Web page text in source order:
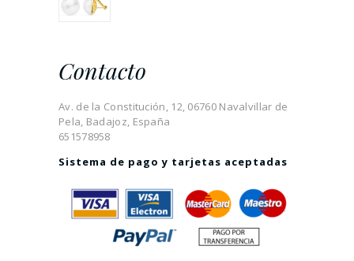
Contacto
Av. de la Constitución, 12, 06760 Navalvillar de
Pela, Badajoz, España
651578958
Sistema de pago y tarjetas aceptadas